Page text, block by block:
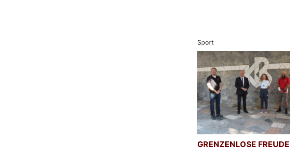
Sport
GRENZENLOSE